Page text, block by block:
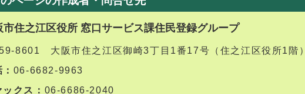
市住之江区役所 窓口サービス課住民登録グループ
8601 大阪市住之江区御崎3丁目1番17号（住之江区役所1階）
06-6682-9963
ックス： 06-6686-2040